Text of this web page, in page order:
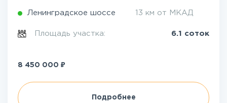
Ленинградское шоссе 13 км от МКАД
Площадь участка: 6.1 соток
8 450 000 ₽
Подробнее